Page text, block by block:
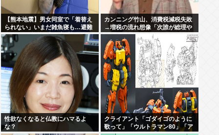
【熊本地震】男女同室で「着替え
られない」いまだ雑魚寝も…避難
所めぐり”格差” 専門家「標準化さ
れていない」
カンニング竹山、消費税減税失敗
→増税の流れ想像「次誰が総理や
りたいと思います？」
性欲なくなると仏教にハマるよ
な？
クライアント「ゴダイゴのように
歌って」「ウルトラマン80」「ア